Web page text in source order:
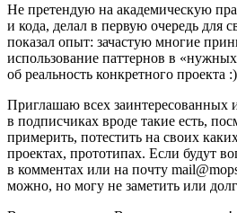
Не претендую на академическую
и кода, делал в первую очередь для
показал опыт: зачастую многие
использование паттернов в
об реальность конкретного проекта :)
Приглашаю всех заинтересованных
в подписчиках вроде такие есть,
примерить, потестить на своих
проектах, прототипах. Если будут
в комментах или на почту
можно, но могу не заметить или